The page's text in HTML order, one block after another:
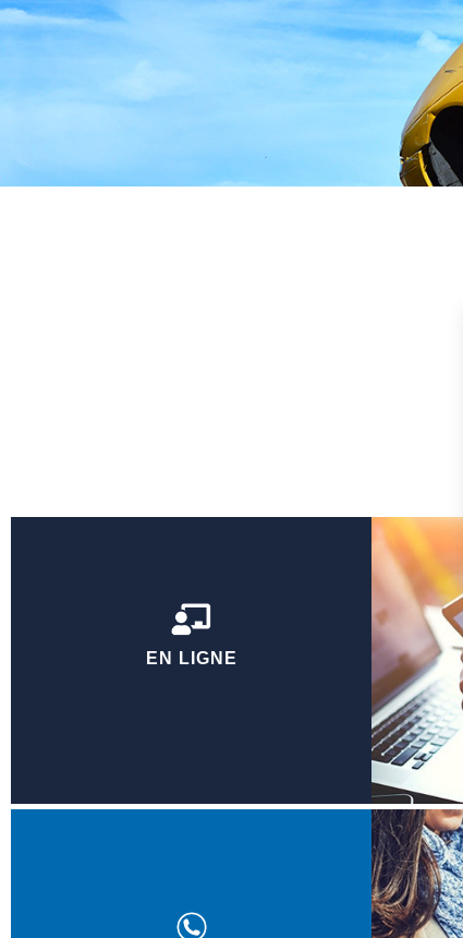
EN LIGNE